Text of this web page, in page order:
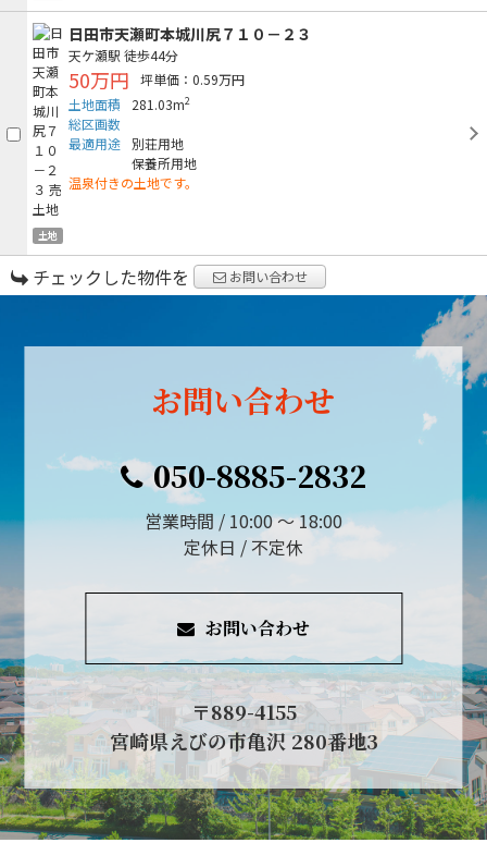
土地
日田市天瀬町本城川尻７１０－２３
天ケ瀬駅 徒歩44分
50万円
坪単価：0.59万円
土地面積
281.03m2
総区画数
最適用途
別荘用地
保養所用地
温泉付きの土地です。
チェックした物件を お問い合わせ
お問い合わせ
050-8885-2832
営業時間 / 10:00 ～ 18:00
定休日 / 不定休
お問い合わせ
〒889-4155
宮崎県えびの市亀沢 280番地3